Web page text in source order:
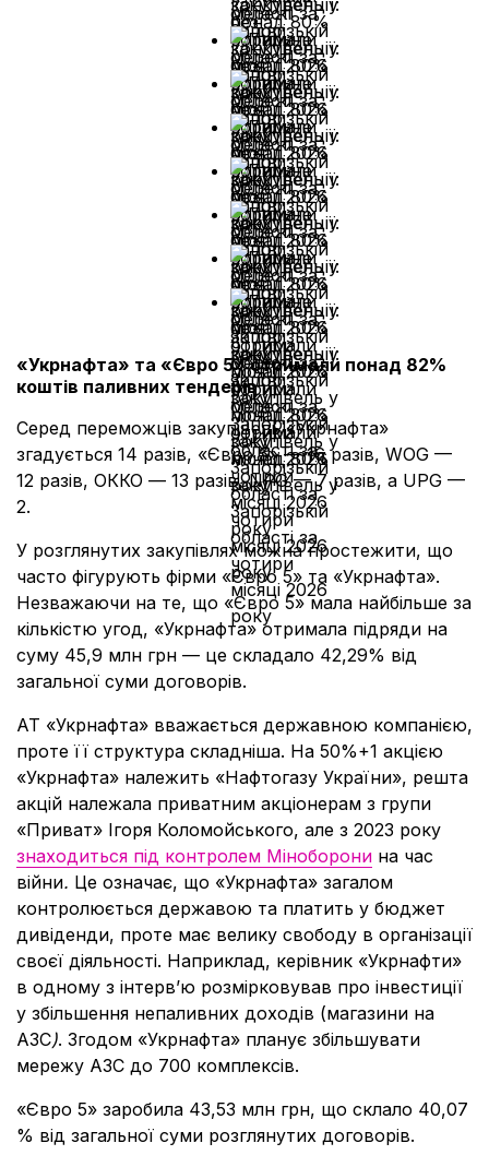
«Укрнафта» та «Євро 5» отримали понад 82%
коштів паливних тендерів
Серед переможців закупівель «Укрнафта»
згадується 14 разів, «Євро 5» — 16 разів, WOG —
12 разів, ОККО — 13 разів, NPG — 7 разів, а UPG —
2.
У розглянутих закупівлях можна простежити, що
часто фігурують фірми «Євро 5» та «Укрнафта».
Незважаючи на те, що «Євро 5» мала найбільше за
кількістю угод, «Укрнафта» отримала підряди на
суму 45,9 млн грн — це складало 42,29% від
загальної суми договорів.
АТ «Укрнафта» вважається державною компанією,
проте її структура складніша. На 50%+1 акцією
«Укрнафта» належить «Нафтогазу України», решта
акцій належала приватним акціонерам з групи
«Приват» Ігоря Коломойського, але з 2023 року
знаходиться під контролем Міноборони на час
війни. Це означає, що «Укрнафта» загалом
контролюється державою та платить у бюджет
дивіденди, проте має велику свободу в організації
своєї діяльності. Наприклад, керівник «Укрнафти»
в одному з інтерв’ю розмірковував про інвестиції
у збільшення непаливних доходів (магазини на
АЗС). Згодом «Укрнафта» планує збільшувати
мережу АЗС до 700 комплексів.
«Євро 5» заробила 43,53 млн грн, що склало 40,07
% від загальної суми розглянутих договорів.